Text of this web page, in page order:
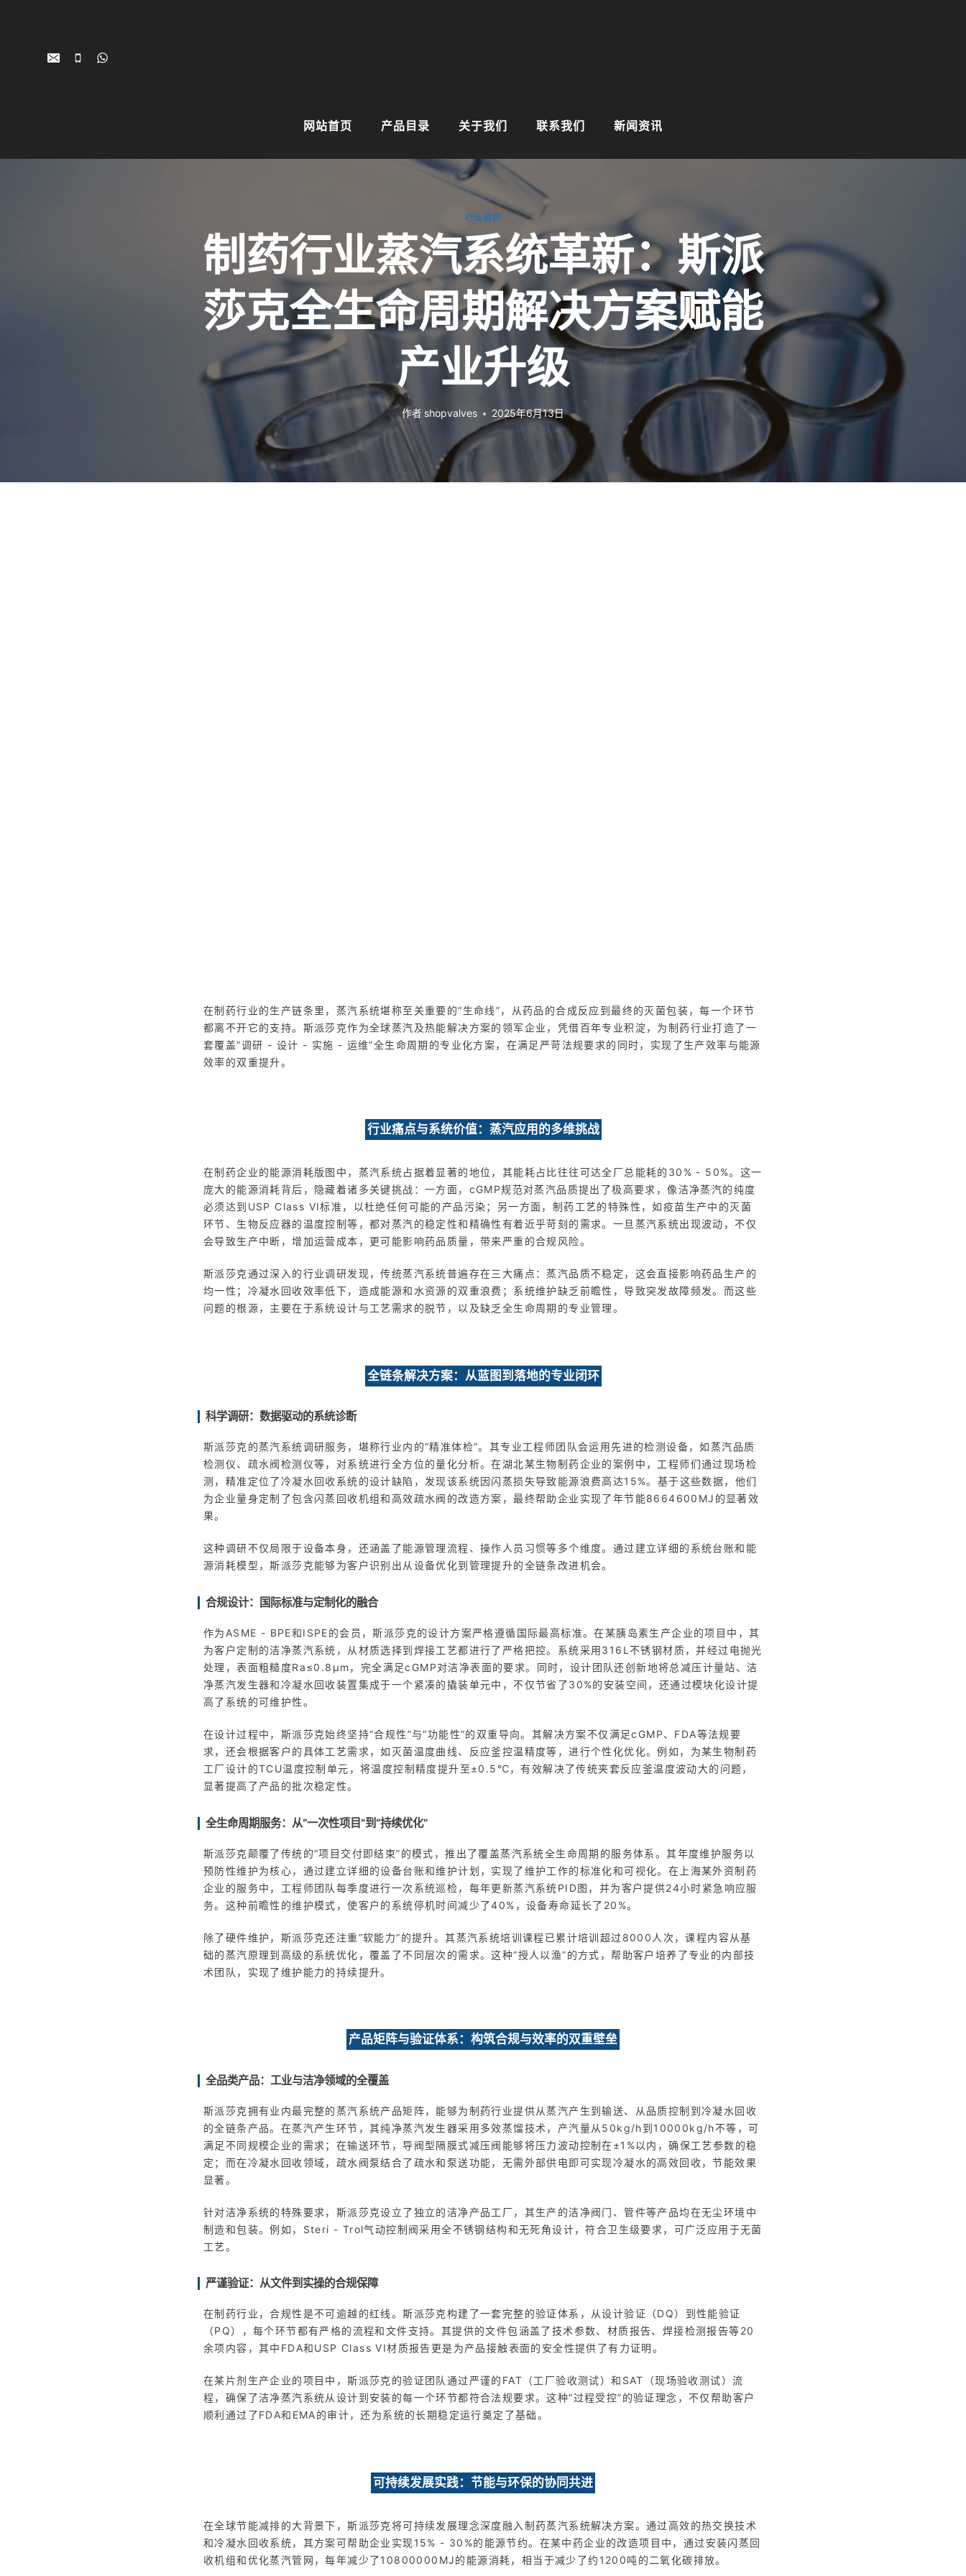
网站首页 产品目录 关于我们 联系我们 新闻资讯
行业资讯
制药行业蒸汽系统革新：斯派
莎克全生命周期解决方案赋能
产业升级
作者 shopvalves 2025年6月13日
在制药行业的生产链条里，蒸汽系统堪称至关重要的“生命线”，从药品的合成反应到最终的灭菌包装，每一个环节
都离不开它的支持。斯派莎克作为全球蒸汽及热能解决方案的领军企业，凭借百年专业积淀，为制药行业打造了一
套覆盖“调研 - 设计 - 实施 - 运维”全生命周期的专业化方案，在满足严苛法规要求的同时，实现了生产效率与能源
效率的双重提升。
行业痛点与系统价值：蒸汽应用的多维挑战
在制药企业的能源消耗版图中，蒸汽系统占据着显著的地位，其能耗占比往往可达全厂总能耗的30% - 50%。这一
庞大的能源消耗背后，隐藏着诸多关键挑战：一方面，cGMP规范对蒸汽品质提出了极高要求，像洁净蒸汽的纯度
必须达到USP Class VI标准，以杜绝任何可能的产品污染；另一方面，制药工艺的特殊性，如疫苗生产中的灭菌
环节、生物反应器的温度控制等，都对蒸汽的稳定性和精确性有着近乎苛刻的需求。一旦蒸汽系统出现波动，不仅
会导致生产中断，增加运营成本，更可能影响药品质量，带来严重的合规风险。
斯派莎克通过深入的行业调研发现，传统蒸汽系统普遍存在三大痛点：蒸汽品质不稳定，这会直接影响药品生产的
均一性；冷凝水回收效率低下，造成能源和水资源的双重浪费；系统维护缺乏前瞻性，导致突发故障频发。而这些
问题的根源，主要在于系统设计与工艺需求的脱节，以及缺乏全生命周期的专业管理。
全链条解决方案：从蓝图到落地的专业闭环
科学调研：数据驱动的系统诊断
斯派莎克的蒸汽系统调研服务，堪称行业内的“精准体检”。其专业工程师团队会运用先进的检测设备，如蒸汽品质
检测仪、疏水阀检测仪等，对系统进行全方位的量化分析。在湖北某生物制药企业的案例中，工程师们通过现场检
测，精准定位了冷凝水回收系统的设计缺陷，发现该系统因闪蒸损失导致能源浪费高达15%。基于这些数据，他们
为企业量身定制了包含闪蒸回收机组和高效疏水阀的改造方案，最终帮助企业实现了年节能8664600MJ的显著效
果。
这种调研不仅局限于设备本身，还涵盖了能源管理流程、操作人员习惯等多个维度。通过建立详细的系统台账和能
源消耗模型，斯派莎克能够为客户识别出从设备优化到管理提升的全链条改进机会。
合规设计：国际标准与定制化的融合
作为ASME - BPE和ISPE的会员，斯派莎克的设计方案严格遵循国际最高标准。在某胰岛素生产企业的项目中，其
为客户定制的洁净蒸汽系统，从材质选择到焊接工艺都进行了严格把控。系统采用316L不锈钢材质，并经过电抛光
处理，表面粗糙度Ra≤0.8μm，完全满足cGMP对洁净表面的要求。同时，设计团队还创新地将总减压计量站、洁
净蒸汽发生器和冷凝水回收装置集成于一个紧凑的撬装单元中，不仅节省了30%的安装空间，还通过模块化设计提
高了系统的可维护性。
在设计过程中，斯派莎克始终坚持“合规性”与“功能性”的双重导向。其解决方案不仅满足cGMP、FDA等法规要
求，还会根据客户的具体工艺需求，如灭菌温度曲线、反应釜控温精度等，进行个性化优化。例如，为某生物制药
工厂设计的TCU温度控制单元，将温度控制精度提升至±0.5℃，有效解决了传统夹套反应釜温度波动大的问题，
显著提高了产品的批次稳定性。
全生命周期服务：从“一次性项目”到“持续优化”
斯派莎克颠覆了传统的“项目交付即结束”的模式，推出了覆盖蒸汽系统全生命周期的服务体系。其年度维护服务以
预防性维护为核心，通过建立详细的设备台账和维护计划，实现了维护工作的标准化和可视化。在上海某外资制药
企业的服务中，工程师团队每季度进行一次系统巡检，每年更新蒸汽系统PID图，并为客户提供24小时紧急响应服
务。这种前瞻性的维护模式，使客户的系统停机时间减少了40%，设备寿命延长了20%。
除了硬件维护，斯派莎克还注重“软能力”的提升。其蒸汽系统培训课程已累计培训超过8000人次，课程内容从基
础的蒸汽原理到高级的系统优化，覆盖了不同层次的需求。这种“授人以渔”的方式，帮助客户培养了专业的内部技
术团队，实现了维护能力的持续提升。
产品矩阵与验证体系：构筑合规与效率的双重壁垒
全品类产品：工业与洁净领域的全覆盖
斯派莎克拥有业内最完整的蒸汽系统产品矩阵，能够为制药行业提供从蒸汽产生到输送、从品质控制到冷凝水回收
的全链条产品。在蒸汽产生环节，其纯净蒸汽发生器采用多效蒸馏技术，产汽量从50kg/h到10000kg/h不等，可
满足不同规模企业的需求；在输送环节，导阀型隔膜式减压阀能够将压力波动控制在±1%以内，确保工艺参数的稳
定；而在冷凝水回收领域，疏水阀泵结合了疏水和泵送功能，无需外部供电即可实现冷凝水的高效回收，节能效果
显著。
针对洁净系统的特殊要求，斯派莎克设立了独立的洁净产品工厂，其生产的洁净阀门、管件等产品均在无尘环境中
制造和包装。例如，Steri - Trol气动控制阀采用全不锈钢结构和无死角设计，符合卫生级要求，可广泛应用于无菌
工艺。
严谨验证：从文件到实操的合规保障
在制药行业，合规性是不可逾越的红线。斯派莎克构建了一套完整的验证体系，从设计验证（DQ）到性能验证
（PQ），每个环节都有严格的流程和文件支持。其提供的文件包涵盖了技术参数、材质报告、焊接检测报告等20
余项内容，其中FDA和USP Class VI材质报告更是为产品接触表面的安全性提供了有力证明。
在某片剂生产企业的项目中，斯派莎克的验证团队通过严谨的FAT（工厂验收测试）和SAT（现场验收测试）流
程，确保了洁净蒸汽系统从设计到安装的每一个环节都符合法规要求。这种“过程受控”的验证理念，不仅帮助客户
顺利通过了FDA和EMA的审计，还为系统的长期稳定运行奠定了基础。
可持续发展实践：节能与环保的协同共进
在全球节能减排的大背景下，斯派莎克将可持续发展理念深度融入制药蒸汽系统解决方案。通过高效的热交换技术
和冷凝水回收系统，其方案可帮助企业实现15% - 30%的能源节约。在某中药企业的改造项目中，通过安装闪蒸回
收机组和优化蒸汽管网，每年减少了10800000MJ的能源消耗，相当于减少了约1200吨的二氧化碳排放。